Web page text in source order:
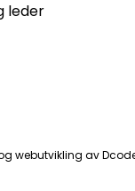
leder
webutvikling av